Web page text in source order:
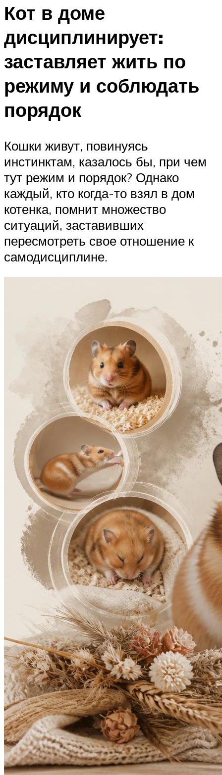
Кот в доме
дисциплинирует:
заставляет жить по
режиму и соблюдать
порядок
Кошки живут, повинуясь
инстинктам, казалось бы, при чем
тут режим и порядок? Однако
каждый, кто когда-то взял в дом
котенка, помнит множество
ситуаций, заставивших
пересмотреть свое отношение к
самодисциплине.